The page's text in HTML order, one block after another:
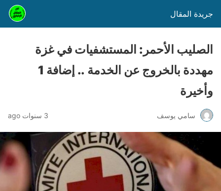
جريدة المقال
الصليب الأحمر: المستشفيات في غزة
مهددة بالخروج عن الخدمة .. إضافة 1
وأخيرة
سامي يوسف 3 سنوات ago